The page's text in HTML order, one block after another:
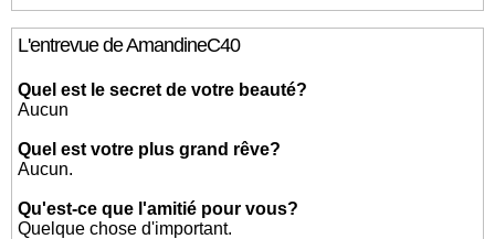
L'entrevue de AmandineC40
Quel est le secret de votre beauté?
Aucun
Quel est votre plus grand rêve?
Aucun.
Qu'est-ce que l'amitié pour vous?
Quelque chose d'important.